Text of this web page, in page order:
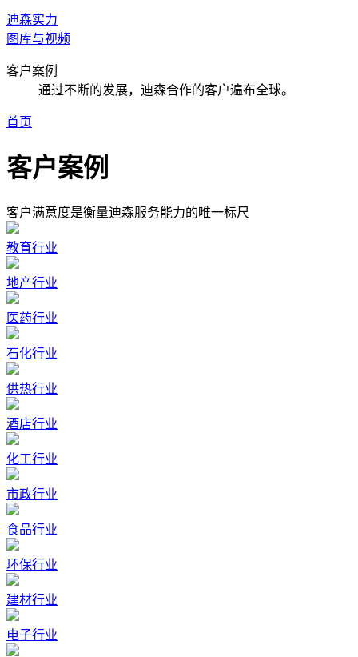
迪森实力
图库与视频
客户案例
通过不断的发展，迪森合作的客户遍布全球。
首页
客户案例
客户满意度是衡量迪森服务能力的唯一标尺
教育行业
地产行业
医药行业
石化行业
供热行业
酒店行业
化工行业
市政行业
食品行业
环保行业
建材行业
电子行业